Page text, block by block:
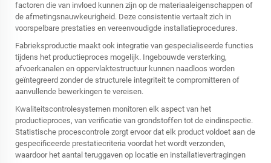
factoren die van invloed kunnen zijn op de materiaaleigenschappen of
de afmetingsnauwkeurigheid. Deze consistentie vertaalt zich in
voorspelbare prestaties en vereenvoudigde installatieprocedures.
Fabrieksproductie maakt ook integratie van gespecialiseerde functies
tijdens het productieproces mogelijk. Ingebouwde versterking,
afvoerkanalen en oppervlaktestructuur kunnen naadloos worden
geïntegreerd zonder de structurele integriteit te compromitteren of
aanvullende bewerkingen te vereisen.
Kwaliteitscontrolesystemen monitoren elk aspect van het
productieproces, van verificatie van grondstoffen tot de eindinspectie.
Statistische procescontrole zorgt ervoor dat elk product voldoet aan de
gespecificeerde prestatiecriteria voordat het wordt verzonden,
waardoor het aantal teruggaven op locatie en installatievertragingen